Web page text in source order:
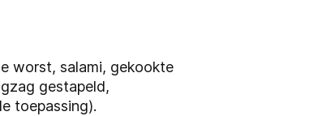
worst, salami, gekookte
gestapeld,
toepassing).